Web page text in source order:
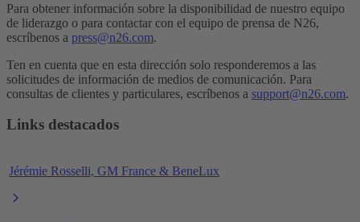
Para obtener información sobre la disponibilidad de nuestro equipo
de liderazgo o para contactar con el equipo de prensa de N26,
escríbenos a press@n26.com.
Ten en cuenta que en esta dirección solo responderemos a las
solicitudes de información de medios de comunicación. Para
consultas de clientes y particulares, escríbenos a support@n26.com.
Links destacados
Jérémie Rosselli, GM France & BeneLux